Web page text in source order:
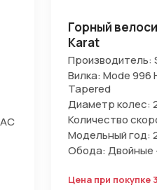
Горный
Karat
Производитель:
Вилка: Mode 996
Tapered
Диаметр колес:
Количество
Модельный год:
Обода: Двойные
Цена при покупке
Отправить
вы даетесогласие на